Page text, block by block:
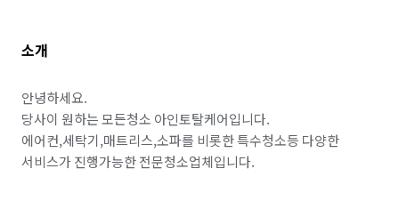
소개
안녕하세요.
당사이 원하는 모든청소 아인토탈케어입니다.
에어컨,세탁기,매트리스,소파를 비롯한 특수청소등 다양한
서비스가 진행가능한 전문청소업체입니다.